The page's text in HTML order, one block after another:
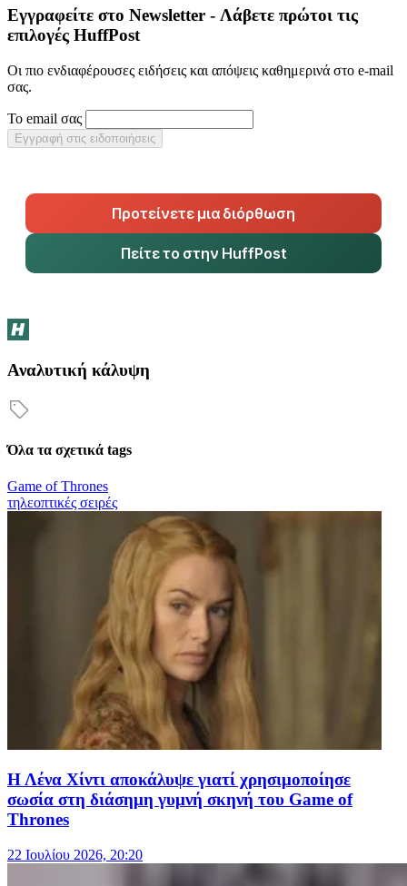
Εγγραφείτε στο Newsletter - Λάβετε πρώτοι τις
επιλογές HuffPost
Οι πιο ενδιαφέρουσες ειδήσεις και απόψεις καθημερινά στο e-mail
σας.
Το email σας
Εγγραφή στις ειδοποιήσεις
Προτείνετε μια διόρθωση
Πείτε το στην HuffPost
Αναλυτική κάλυψη
Όλα τα σχετικά tags
Game of Thrones
τηλεοπτικές σειρές
Η Λένα Χίντι αποκάλυψε γιατί χρησιμοποίησε
σωσία στη διάσημη γυμνή σκηνή του Game of
Thrones
22 Ιουλίου 2026, 20:20